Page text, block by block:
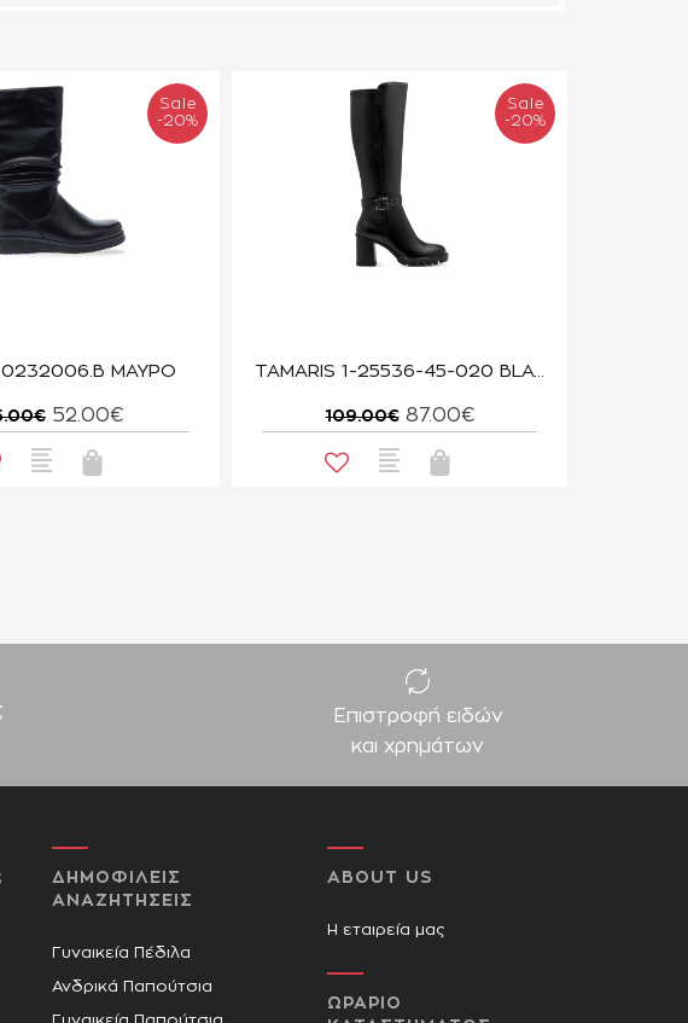
Sale
-20%
ΜΑΥΡΟ
52.00€
Sale
-20%
109.00€ 87.00€
Επιστροφή ειδών
και χρημάτων
ΔΗΜΟΦΙΛΕΙΣ
ΑΝΑΖΗΤΗΣΕΙΣ
Γυναικεία Πέδιλα
Ανδρικά Παπούτσια
ABOUT US
Η εταιρεία μας
ΩΡΑΡΙΟ